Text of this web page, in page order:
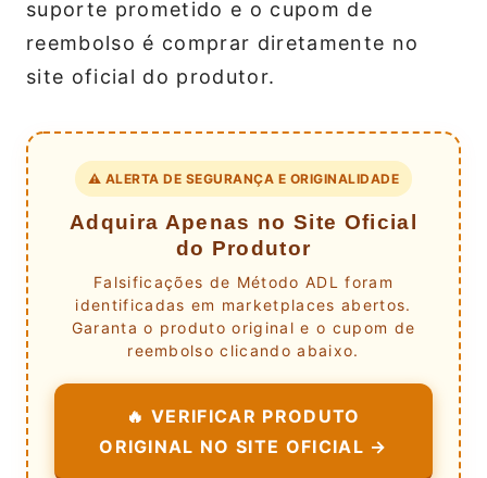
suporte prometido e o cupom de
reembolso é comprar diretamente no
site oficial do produtor.
⚠️ ALERTA DE SEGURANÇA E ORIGINALIDADE
Adquira Apenas no Site Oficial
do Produtor
Falsificações de Método ADL foram
identificadas em marketplaces abertos.
Garanta o produto original e o cupom de
reembolso clicando abaixo.
🔥 VERIFICAR PRODUTO
ORIGINAL NO SITE OFICIAL →